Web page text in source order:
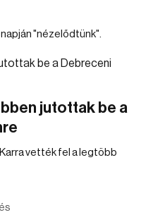
"nézelődtünk".
jutottak be a
vették fel a legtöbb